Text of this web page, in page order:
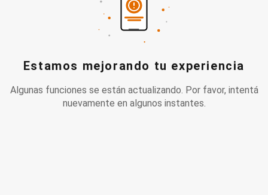
Estamos mejorando tu experiencia
Algunas funciones se están actualizando. Por favor, intentá
nuevamente en algunos instantes.